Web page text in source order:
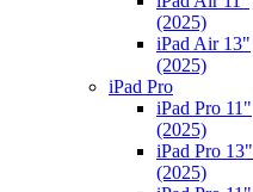
(2025)
iPad Air 13"
(2025)
iPad Pro
iPad Pro 11"
(2025)
iPad Pro 13"
(2025)